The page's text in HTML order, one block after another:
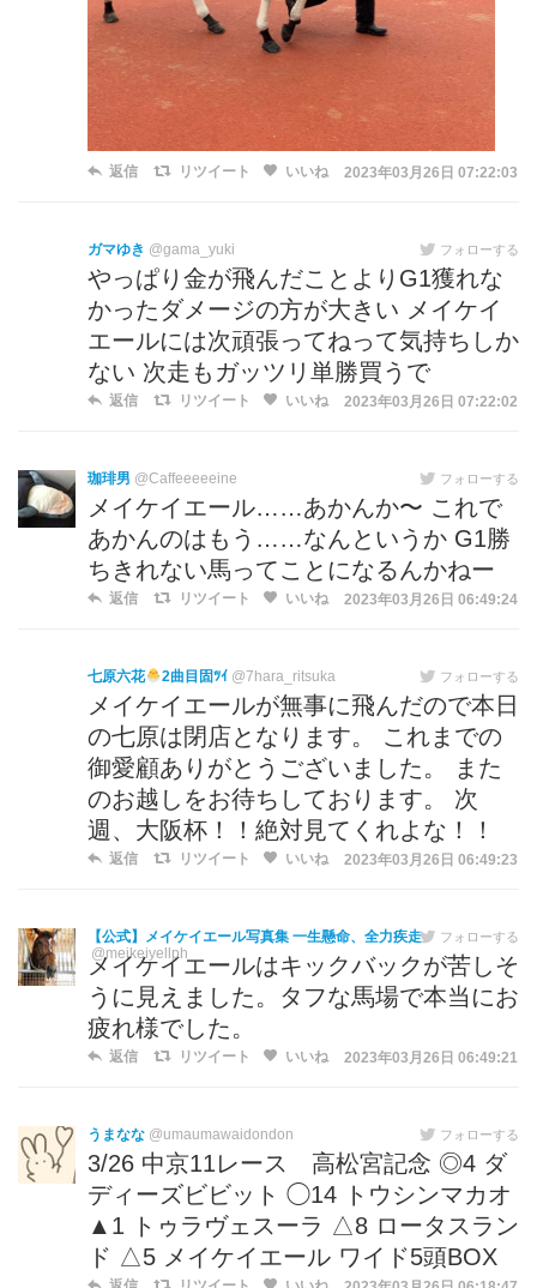
返信 リツイート いいね 2023年03月26日 07:22:03
ガマゆき @gama_yuki フォローする
やっぱり金が飛んだことよりG1獲れな
かったダメージの方が大きい メイケイ
エールには次頑張ってねって気持ちしか
ない 次走もガッツリ単勝買うで
返信 リツイート いいね 2023年03月26日 07:22:02
珈琲男 @Caffeeeeeine フォローする
メイケイエール……あかんか〜 これで
あかんのはもう……なんというか G1勝
ちきれない馬ってことになるんかねー
返信 リツイート いいね 2023年03月26日 06:49:24
七原六花 2曲目固ﾂｲ @7hara_ritsuka フォローする
メイケイエールが無事に飛んだので本日
の七原は閉店となります。 これまでの
御愛顧ありがとうございました。 また
のお越しをお待ちしております。 次
週、大阪杯！！絶対見てくれよな！！
返信 リツイート いいね 2023年03月26日 06:49:23
【公式】メイケイエール写真集 一生懸命、全力疾走
@meikeiyellph
フォローする
メイケイエールはキックバックが苦しそ
うに見えました。タフな馬場で本当にお
疲れ様でした。
返信 リツイート いいね 2023年03月26日 06:49:21
うまなな @umaumawaidondon フォローする
3/26 中京11レース 高松宮記念 ◎4 ダ
ディーズビビット ◯14 トウシンマカオ
▲1 トゥラヴェスーラ △8 ロータスラン
ド △5 メイケイエール ワイド5頭BOX